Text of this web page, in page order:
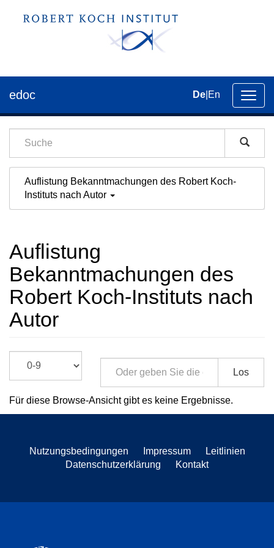
der
edoc De En
Auflistung Bekanntmachungen des Robert Koch-
Instituts nach Autor
Auflistung
Bekanntmachungen des
Robert Koch-Instituts nach
Autor
Los
Für diese Browse-Ansicht gibt es keine Ergebnisse.
Nutzungsbedingungen Impressum
Leitlinien
Datenschutzerklärung
Kontakt